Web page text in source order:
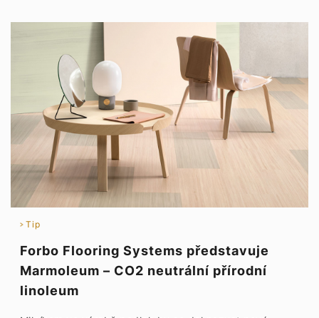
Tip
Forbo Flooring Systems představuje
Marmoleum – CO2 neutrální přírodní
linoleum